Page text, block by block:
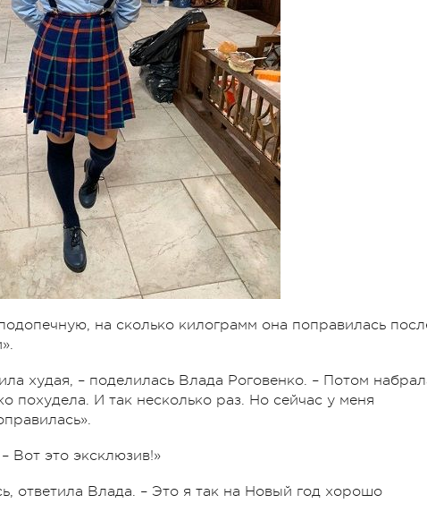
на сколько килограмм она поправилась
худая, – поделилась Влада Роговенко. – Потом
похудела. И так несколько раз. Но сейчас у меня
Вот это эксклюзив!»
ответила Влада. – Это я так на Новый год хорошо